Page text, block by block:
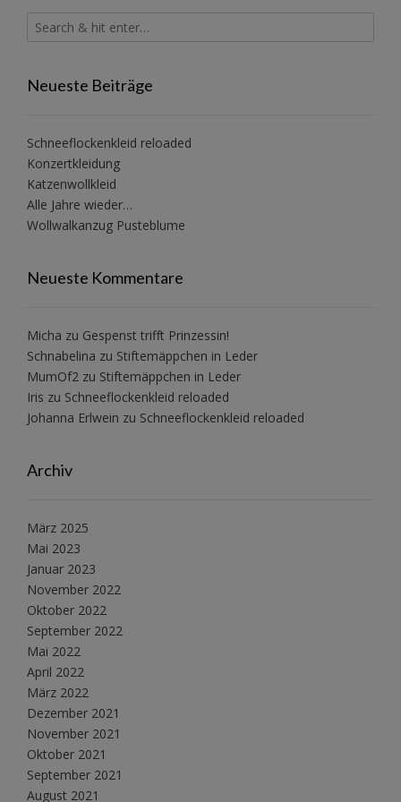
Neueste Beiträge
Schneeflockenkleid reloaded
Konzertkleidung
Katzenwollkleid
Alle Jahre wieder…
Wollwalkanzug Pusteblume
Neueste Kommentare
Micha zu Gespenst trifft Prinzessin!
Schnabelina zu Stiftemäppchen in Leder
MumOf2 zu Stiftemäppchen in Leder
Iris zu Schneeflockenkleid reloaded
Johanna Erlwein zu Schneeflockenkleid reloaded
Archiv
März 2025
Mai 2023
Januar 2023
November 2022
Oktober 2022
September 2022
Mai 2022
April 2022
März 2022
Dezember 2021
November 2021
Oktober 2021
September 2021
August 2021